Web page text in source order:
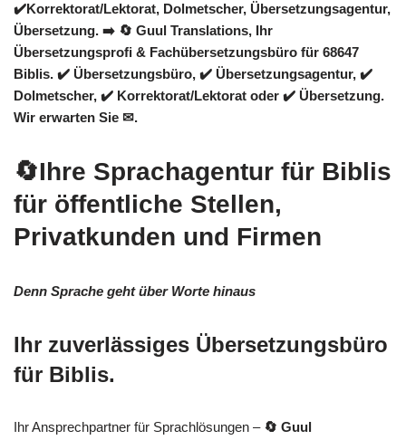
✔️Korrektorat/Lektorat, Dolmetscher, Übersetzungsagentur,
Übersetzung. ➡️ 🔄 Guul Translations, Ihr
Übersetzungsprofi & Fachübersetzungsbüro für 68647
Biblis. ✔️ Übersetzungsbüro, ✔️ Übersetzungsagentur, ✔️
Dolmetscher, ✔️ Korrektorat/Lektorat oder ✔️ Übersetzung.
Wir erwarten Sie ✉.
🔄Ihre Sprachagentur für Biblis
für öffentliche Stellen,
Privatkunden und Firmen
Denn Sprache geht über Worte hinaus
Ihr zuverlässiges Übersetzungsbüro
für Biblis.
Ihr Ansprechpartner für Sprachlösungen – 🔄 Guul